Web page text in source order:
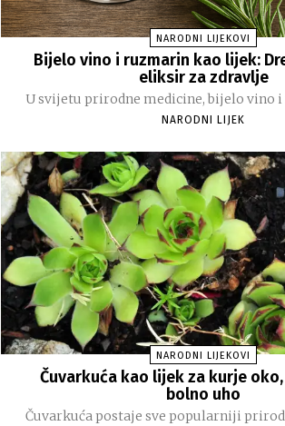
NARODNI LIJEKOVI
Bijelo vino i ruzmarin kao lijek:
eliksir za zdravlje
U svijetu prirodne medicine, bijelo vino
NARODNI LIJEK
NARODNI LIJEKOVI
Čuvarkuća kao lijek za kurje
bolno uho
Čuvarkuća postaje sve popularniji